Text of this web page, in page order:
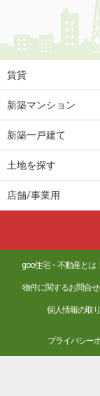
賃貸
新築マンション
新築一戸建て
土地を探す
店舗/事業用
goo住宅・不動産とは
物件に関するお問合
個人情報の取
プライバシー